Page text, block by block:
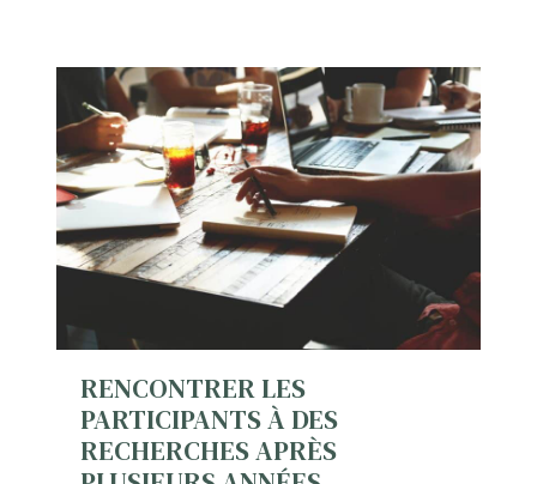
e
c
u
i
l
,
u
n
l
y
s
RENCONTRER LES
PARTICIPANTS À DES
RECHERCHES APRÈS